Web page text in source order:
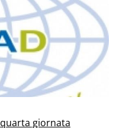
quarta giornata